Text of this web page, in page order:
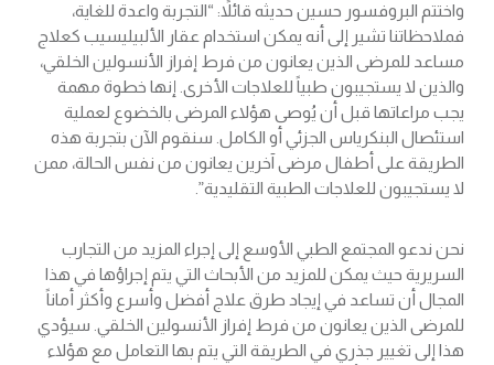
واختتم البروفسور حسين حديثه قائلاً: “التجربة واعدة للغاية،
فملاحظاتنا تشير إلى أنه يمكن استخدام عقار الألبيليسيب كعلاج
مساعد للمرضى الذين يعانون من فرط إفراز الأنسولين الخلقي،
والذين لا يستجيبون طبياً للعلاجات الأخرى. إنها خطوة مهمة
يجب مراعاتها قبل أن يُوصى هؤلاء المرضى بالخضوع لعملية
استئصال البنكرياس الجزئي أو الكامل. سنقوم الآن بتجربة هذه
الطريقة على أطفال مرضى آخرين يعانون من نفس الحالة، ممن
لا يستجيبون للعلاجات الطبية التقليدية”.
نحن ندعو المجتمع الطبي الأوسع إلى إجراء المزيد من التجارب
السريرية حيث يمكن للمزيد من الأبحاث التي يتم إجراؤها في هذا
المجال أن تساعد في إيجاد طرق علاج أفضل وأسرع وأكثر أماناً
للمرضى الذين يعانون من فرط إفراز الأنسولين الخلقي. سيؤدي
هذا إلى تغيير جذري في الطريقة التي يتم بها التعامل مع هؤلاء